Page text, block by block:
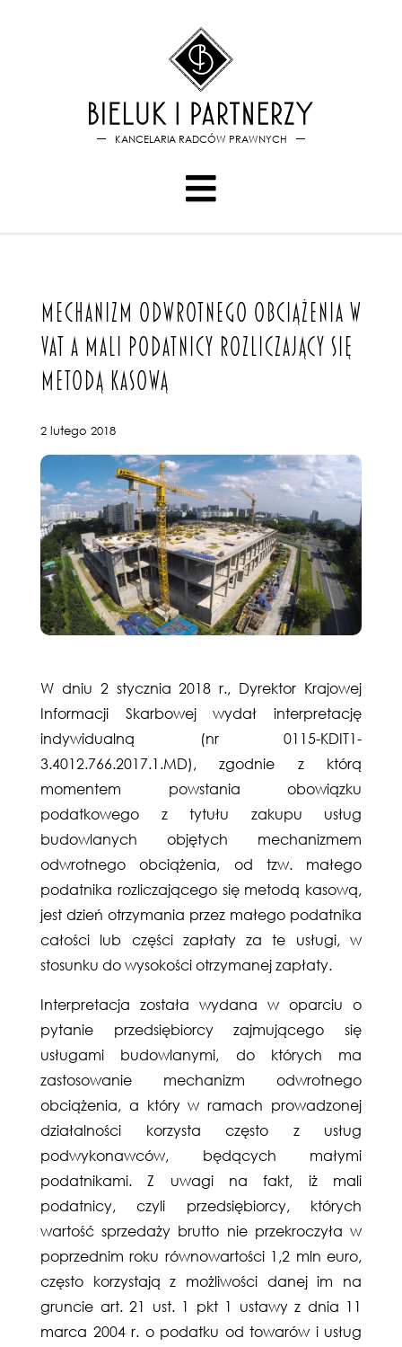
KANCELARIA RADCÓW PRAWNYCH
MECHANIZM ODWROTNEGO OBCIĄŻENIA W
VAT A MALI PODATNICY ROZLICZAJĄCY SIĘ
METODĄ KASOWĄ
2 lutego 2018
W dniu 2 stycznia 2018 r., Dyrektor Krajowej
Informacji Skarbowej wydał interpretację
indywidualną (nr 0115-KDIT1-
3.4012.766.2017.1.MD), zgodnie z którą
momentem powstania obowiązku
podatkowego z tytułu zakupu usług
budowlanych objętych mechanizmem
odwrotnego obciążenia, od tzw. małego
podatnika rozliczającego się metodą kasową,
jest dzień otrzymania przez małego podatnika
całości lub części zapłaty za te usługi, w
stosunku do wysokości otrzymanej zapłaty.
Interpretacja została wydana w oparciu o
pytanie przedsiębiorcy zajmującego się
usługami budowlanymi, do których ma
zastosowanie mechanizm odwrotnego
obciążenia, a który w ramach prowadzonej
działalności korzysta często z usług
podwykonawców, będących małymi
podatnikami. Z uwagi na fakt, iż mali
podatnicy, czyli przedsiębiorcy, których
wartość sprzedaży brutto nie przekroczyła w
poprzednim roku równowartości 1,2 mln euro,
często korzystają z możliwości danej im na
gruncie art. 21 ust. 1 pkt 1 ustawy z dnia 11
marca 2004 r. o podatku od towarów i usług